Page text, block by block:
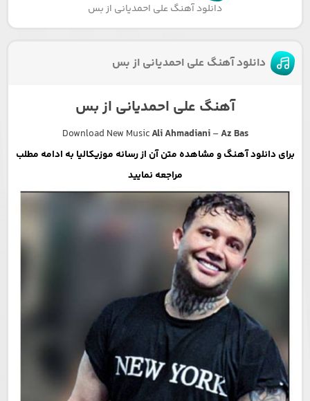
دانلود آهنگ علی احمدیانی از بس
دانلود آهنگ علی احمدیانی از بس
آهنگ علی احمدیانی از بس
Download New MusicAli Ahmadiani–Az Bas
برای دانلود آهنگ و مشاهده متن آن از رسانه موزیکالیا به ادامه مطلب
مراجعه نمایید